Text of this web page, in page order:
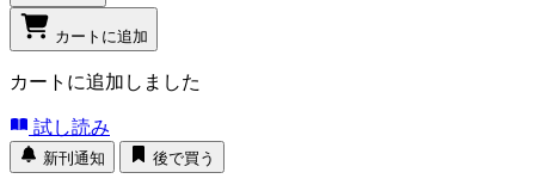
カートに追加
カートに追加しました
試し読み
新刊通知 後で買う